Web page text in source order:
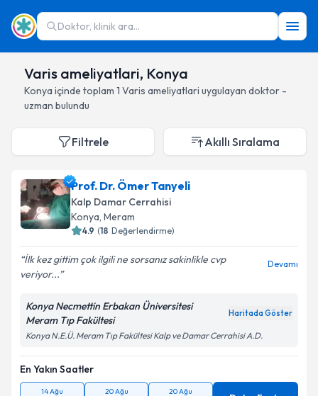
Doktor, klinik ara...
Varis ameliyatlari, Konya
Konya içinde toplam 1 Varis ameliyatlari uygulayan doktor -
uzman bulundu
Filtrele Akıllı Sıralama
Prof. Dr. Ömer Tanyeli
Kalp Damar Cerrahisi
Konya, Meram
4.9 (18 Değerlendirme)
İlk kez gittim çok ilgili ne sorsanız sakinlikle cvp
veriyor...
Devamı
Konya Necmettin Erbakan Üniversitesi
Meram Tıp Fakültesi
Haritada Göster
Konya N.E.Ü. Meram Tıp Fakültesi Kalp ve Damar Cerrahisi A.D.
En Yakın Saatler
14 Ağu 20 Ağu 20 Ağu